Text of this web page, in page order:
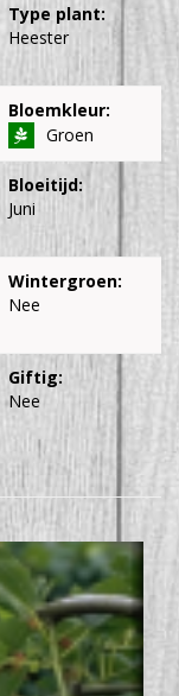
Type plant:
Heester
Bloemkleur:
Groen
Bloeitijd:
Juni
Wintergroen:
Nee
Giftig:
Nee